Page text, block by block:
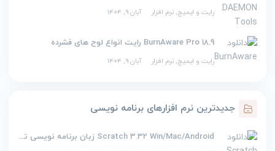
رایت و ایمیج, نرم افزار آبان ۹, ۱۴۰۴
BurnAware Pro 18.9 رایت انواع لوح های فشرده
رایت و ایمیج, نرم افزار آبان ۹, ۱۴۰۴
جدیدترین نرم افزارهای برنامه نویسی
Scratch 3.32 Win/Mac/Android زبان برنامه نویسی تصویری اسکرچ